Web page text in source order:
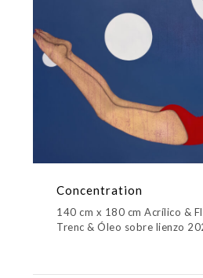
Concentration
140 cm x 180 cm Acrílico &
Trenc & Óleo sobre lienzo